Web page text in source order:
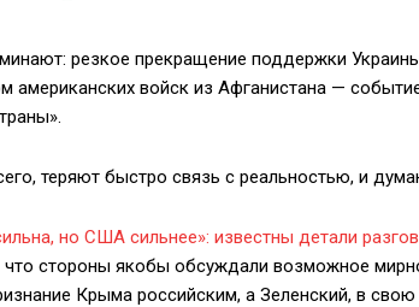
резкое прекращение поддержки
американских войск из Афганистана —
теряют быстро связь с реальностью, и
но США сильнее»: известны детали
стороны якобы обсуждали возможное
Крыма российским, а Зеленский, в